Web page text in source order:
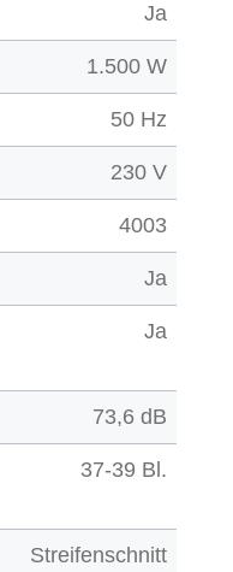
Ja
1.500 W
50 Hz
230 V
4003
Ja
Ja
73,6 dB
37-39 Bl.
Streifenschnitt